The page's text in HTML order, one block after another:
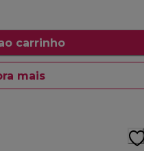
carrinho
mais